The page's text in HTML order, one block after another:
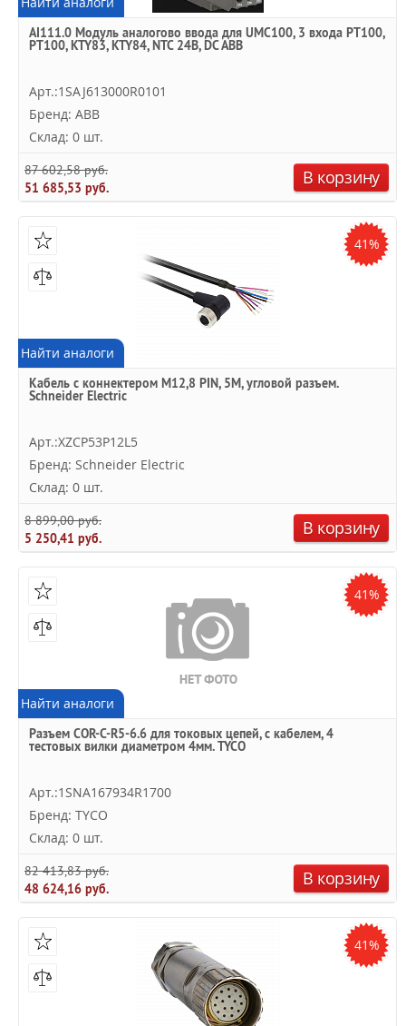
AI111.0 Модуль аналогово ввода для UMC100, 3 входа PT100,
PT100, KTY83, KTY84, NTC 24В, DC ABB
Арт.:1SAJ613000R0101
Бренд: ABB
Склад: 0 шт.
87 602,58 руб.
51 685,53 руб.
В корзину
41%
Найти аналоги
Кабель с коннектером М12,8 PIN, 5М, угловой разъем.
Schneider Electric
Арт.:XZCP53P12L5
Бренд: Schneider Electric
Склад: 0 шт.
8 899,00 руб.
5 250,41 руб.
В корзину
41%
Найти аналоги
Разъем COR-C-R5-6.6 для токовых цепей, с кабелем, 4
тестовых вилки диаметром 4мм. TYCO
Арт.:1SNA167934R1700
Бренд: TYCO
Склад: 0 шт.
82 413,83 руб.
48 624,16 руб.
В корзину
41%